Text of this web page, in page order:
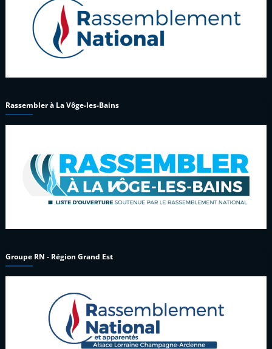
Rassembler à La Vôge-les-Bains
Groupe RN - Région Grand Est